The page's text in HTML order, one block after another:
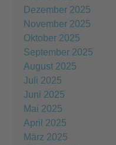
Dezember 2025
November 2025
Oktober 2025
September 2025
August 2025
Juli 2025
Juni 2025
Mai 2025
April 2025
März 2025